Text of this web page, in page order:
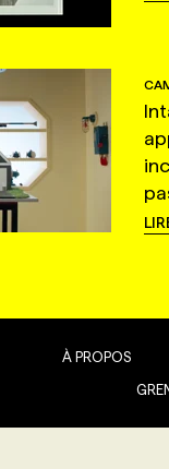
À PROPOS